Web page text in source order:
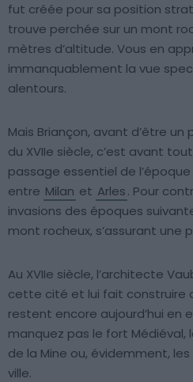
fut créée pour sa position
trouve perchée sur un mont
mètres d’altitude. Vous en
immanquablement la vue
alentours.
Mais Briançon, avant d’être
du XVIIe siècle, c’est avant tout
passage essentiel de
entre Milan et Arles. Pour
invasions des époques
mont rocheux, s’assurant une
Au XVIIe siècle, l’architecte
cette cité et lui fait construire
restent encore aujourd’hui en
manquez pas le fort Médiéval,
de la Mine ou, évidemment,
ville.